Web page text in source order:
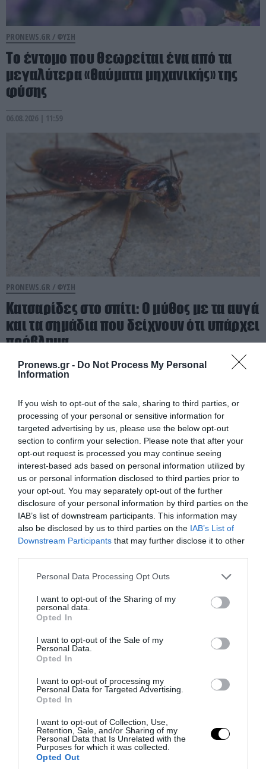
Pronews.gr - Do Not Process My Personal
Information
If you wish to opt-out of the sale, sharing to third parties, or
processing of your personal or sensitive information for
targeted advertising by us, please use the below opt-out
section to confirm your selection. Please note that after your
opt-out request is processed you may continue seeing
interest-based ads based on personal information utilized by
us or personal information disclosed to third parties prior to
your opt-out. You may separately opt-out of the further
disclosure of your personal information by third parties on the
IAB’s list of downstream participants. This information may
also be disclosed by us to third parties on the IAB’s List of
Downstream Participants that may further disclose it to other
Please note that this website/app uses one or more Google
not limited to your visit or usage behaviour. You may click to
grant or deny consent to Google and its third-party tags to
use your data for below specified purposes in below Google
consent section.
Personal Data Processing Opt Outs
I want to opt-out of the Sharing of my
personal data.
Opted In
I want to opt-out of the Sale of my
Personal Data.
Opted In
I want to opt-out of processing my
Personal Data for Targeted Advertising.
Opted In
I want to opt-out of Collection, Use,
Retention, Sale, and/or Sharing of my
Personal Data that Is Unrelated with the
Purposes for which it was collected.
Opted Out
PRONEWS.GR / ΦΥΣΗ
Το έντομο που θεωρείται ένα από τα
μεγαλύτερα «θαύματα μηχανικής» της
φύσης
06.08.2026 | 11:59
PRONEWS.GR / ΦΥΣΗ
Κατσαρίδες στο σπίτι: Ο μύθος με τα αυγά
και τα σημάδια που δείχνουν ότι υπάρχει
πρόβλημα
06.08.2026 | 10:46
PRONEWS.GR /ΑΓΡΙΑ ΖΩΗ
Καζακστάν: Σπάνια τίγρης Αμούρ
επέστρεψε στη φύση έπειτα από 70
χρόνια (βίντεο)
06.08.2026 | 10:22